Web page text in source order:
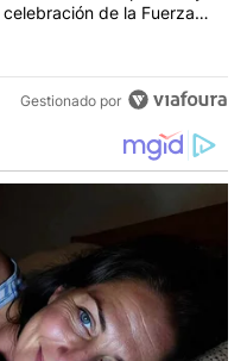
de la Fuerza
Gestionado por